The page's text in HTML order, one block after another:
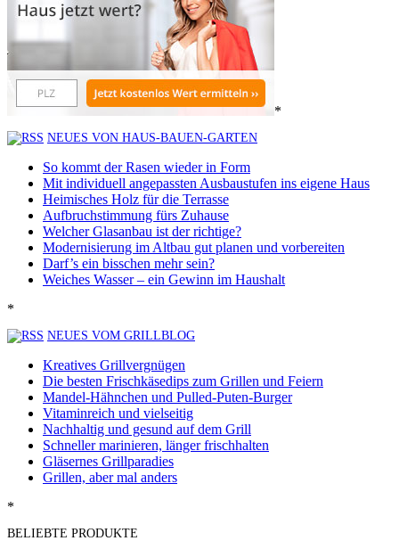
*
NEUES VON HAUS-BAUEN-GARTEN
So kommt der Rasen wieder in Form
Mit individuell angepassten Ausbaustufen ins eigene Haus
Heimisches Holz für die Terrasse
Aufbruchstimmung fürs Zuhause
Welcher Glasanbau ist der richtige?
Modernisierung im Altbau gut planen und vorbereiten
Darf’s ein bisschen mehr sein?
Weiches Wasser – ein Gewinn im Haushalt
*
NEUES VOM GRILLBLOG
Kreatives Grillvergnügen
Die besten Frischkäsedips zum Grillen und Feiern
Mandel-Hähnchen und Pulled-Puten-Burger
Vitaminreich und vielseitig
Nachhaltig und gesund auf dem Grill
Schneller marinieren, länger frischhalten
Gläsernes Grillparadies
Grillen, aber mal anders
*
BELIEBTE PRODUKTE